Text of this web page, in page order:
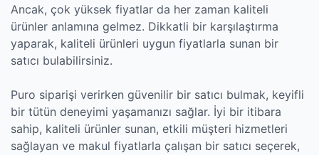
Ancak, çok yüksek fiyatlar da her zaman kaliteli
ürünler anlamına gelmez. Dikkatli bir karşılaştırma
yaparak, kaliteli ürünleri uygun fiyatlarla sunan bir
satıcı bulabilirsiniz.
Puro siparişi verirken güvenilir bir satıcı bulmak, keyifli
bir tütün deneyimi yaşamanızı sağlar. İyi bir itibara
sahip, kaliteli ürünler sunan, etkili müşteri hizmetleri
sağlayan ve makul fiyatlarla çalışan bir satıcı seçerek,